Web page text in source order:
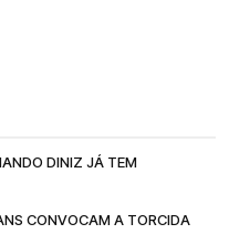
DINIZ JÁ TEM
CONVOCAM A TORCIDA